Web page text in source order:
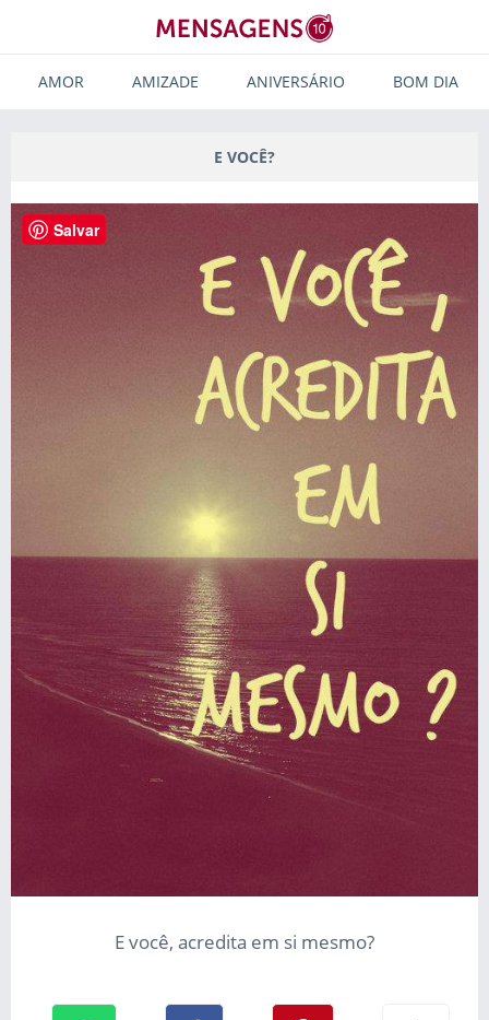
AMOR AMIZADE ANIVERSÁRIO BOM DIA
E VOCÊ?
E você, acredita em si mesmo?
Salvar